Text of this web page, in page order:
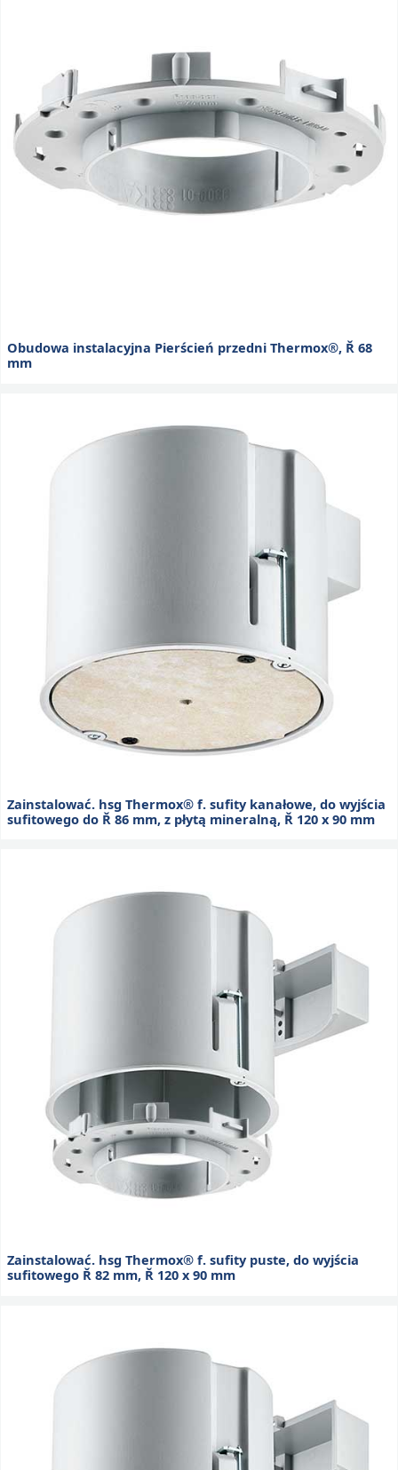
Obudowa instalacyjna Pierścień przedni Thermox®, Ř 68
mm
Zainstalować. hsg Thermox® f. sufity kanałowe, do wyjścia
sufitowego do Ř 86 mm, z płytą mineralną, Ř 120 x 90 mm
Zainstalować. hsg Thermox® f. sufity puste, do wyjścia
sufitowego Ř 82 mm, Ř 120 x 90 mm